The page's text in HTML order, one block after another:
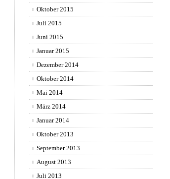
Oktober 2015
Juli 2015
Juni 2015
Januar 2015
Dezember 2014
Oktober 2014
Mai 2014
März 2014
Januar 2014
Oktober 2013
September 2013
August 2013
Juli 2013